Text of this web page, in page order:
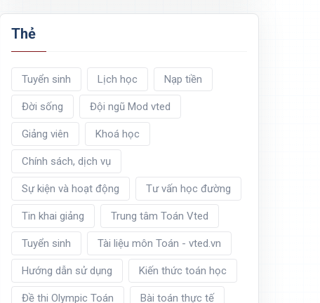
Thẻ
Tuyển sinh Lịch học Nạp tiền
Đời sống Đội ngũ Mod vted
Giảng viên Khoá học
Chính sách, dịch vụ
Sự kiện và hoạt động Tư vấn học đường
Tin khai giảng Trung tâm Toán Vted
Tuyển sinh Tài liệu môn Toán - vted.vn
Hướng dẫn sử dụng Kiến thức toán học
Đề thi Olympic Toán Bài toán thực tế